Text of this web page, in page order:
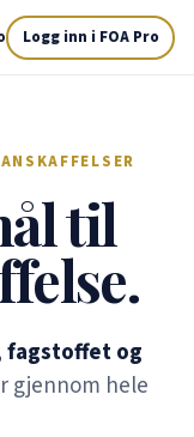
Logg inn i FOA Pro
til
fagstoffet og
gjennom hele